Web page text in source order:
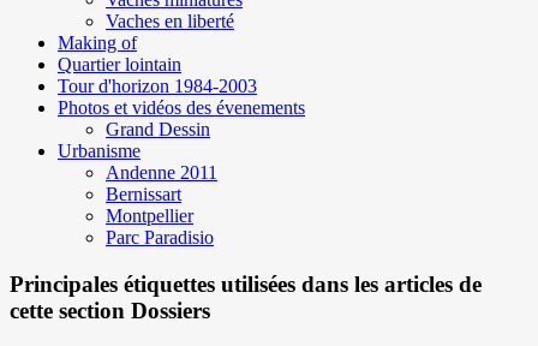
Vaches en liberté
Making of
Quartier lointain
Tour d'horizon 1984-2003
Photos et vidéos des évenements
Grand Dessin
Urbanisme
Andenne 2011
Bernissart
Montpellier
Parc Paradisio
Principales étiquettes utilisées dans les articles de
cette section Dossiers